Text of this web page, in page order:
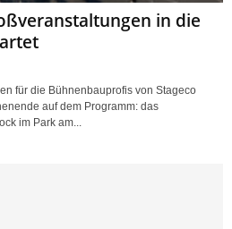
in die
für die Bühnenbauprofis von Stageco
auf dem Programm: das
im Park am...